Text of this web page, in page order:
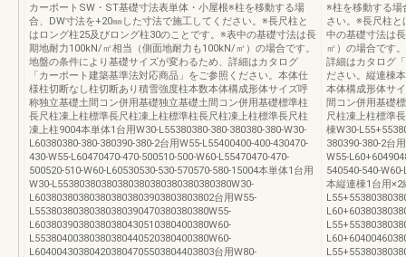
カーポートSW・ST基礎寸法表単体・小屋根※柱を移動する場
合、DW寸法を+20㎜した寸法で施工してください。※長尺柱と
はロング柱25及びロング柱30のことです。※表中の基礎寸法は長
期地耐力100kN/㎡相当（側面地耐力も100kN/㎡）の場合です。
地盤の条件により基礎サイズが変わるため、詳細はカタログ
「カーポート建築基準法対応商品」をご参照ください。本体仕
様柱切断なし柱切断あり積雪強度柱本数本体構成形体サイズ呼
称独立基礎土間コン併用基礎独立基礎土間コン併用基礎標準柱
長尺柱凍上柱標準長尺柱凍上柱標準柱長尺柱凍上柱標準長尺柱
凍上柱9004本単体1台用W30-L55380380-380-380380-380-W30-
L60380380-380-380390-380-2台用W55-L55400400-400-430470-
430-W55-L60470470-470-500510-500-W60-L55470470-470-
500520-510-W60-L60530530-530-570570-580-15004本単体1台用
W30-L55380380380380380380380380380380W30-
L603803803803803803803903803803802台用W55-
L55380380380380380390470380380380W55-
L60380390380380380430510380400380W60-
L55380400380380380440520380400380W60-
L604004303804203804705503804403803台用W80-
※柱を移動する場
さい。※長尺柱と
中の基礎寸法は
㎡）の場合です
詳細はカタログ
ださい。縦連棟
本体構成形体サ
間コン併用基礎
尺柱凍上柱標準
棟W30-
380390-380-2台
W55-
540540-540-
本縦連棟1台用×2